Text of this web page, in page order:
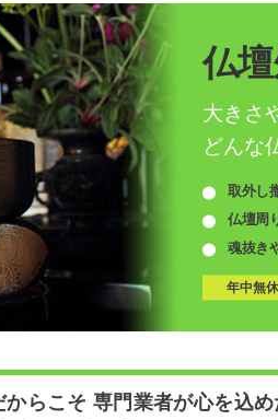
仏
大きさ
どんな
取外し
仏壇周
魂抜き
年中無
らこそ 専門業者が心を込め